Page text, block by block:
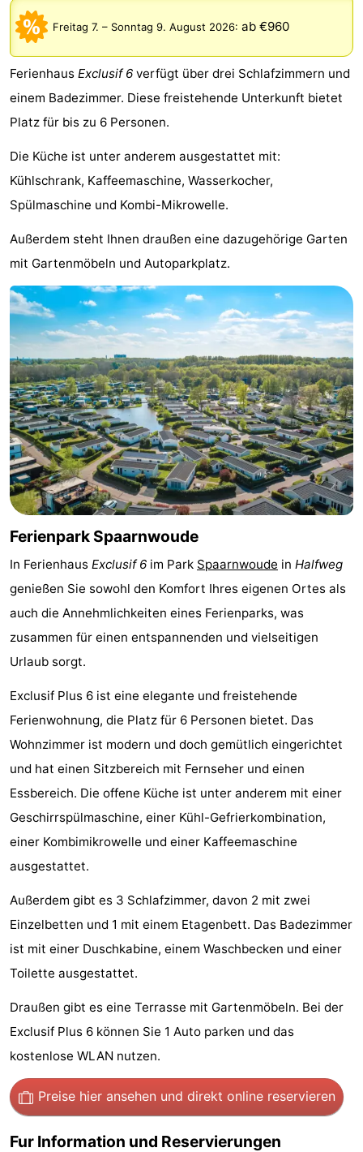
-
Het
Amsterdamse
Bos
-
Spaarnwoude
Hotels
Zimmer
(mit
Frühstück)
Lastminutes
Museen
Attraktionen
&
tun
-
Museen
-
Denkmäler
-
Kirchen
-
Aussichtspunkte
Attraktionen
-
Rundfahrten
-
Experiences
Dörfer
Städte
Führungen
Sport
Radfahren
-
Wandern
Unterhaltung
Nachtleben
Essen
und
trinken
Einkäufen
-
Märkte
-
Warenhäuser
Veranstaltungen
Spezial
Kanale
Coffeeshops
Homohauptstadt
Freitag 7. – Sonntag 9. August 2026: ab €960
Ferienhaus Exclusif 6 verfügt über drei Schlafzimmern und
einem Badezimmer. Diese freistehende Unterkunft bietet
Platz für bis zu 6 Personen.
Die Küche ist unter anderem ausgestattet mit:
Kühlschrank, Kaffeemaschine, Wasserkocher,
Spülmaschine und Kombi-Mikrowelle.
Außerdem steht Ihnen draußen eine dazugehörige Garten
mit Gartenmöbeln und Autoparkplatz.
Ferienpark Spaarnwoude
In Ferienhaus Exclusif 6 im Park Spaarnwoude in Halfweg
genießen Sie sowohl den Komfort Ihres eigenen Ortes als
auch die Annehmlichkeiten eines Ferienparks, was
zusammen für einen entspannenden und vielseitigen
Urlaub sorgt.
Exclusif Plus 6 ist eine elegante und freistehende
Ferienwohnung, die Platz für 6 Personen bietet. Das
Wohnzimmer ist modern und doch gemütlich eingerichtet
und hat einen Sitzbereich mit Fernseher und einen
Essbereich. Die offene Küche ist unter anderem mit einer
Geschirrspülmaschine, einer Kühl-Gefrierkombination,
einer Kombimikrowelle und einer Kaffeemaschine
ausgestattet.
Außerdem gibt es 3 Schlafzimmer, davon 2 mit zwei
Einzelbetten und 1 mit einem Etagenbett. Das Badezimmer
ist mit einer Duschkabine, einem Waschbecken und einer
Toilette ausgestattet.
Draußen gibt es eine Terrasse mit Gartenmöbeln. Bei der
Exclusif Plus 6 können Sie 1 Auto parken und das
kostenlose WLAN nutzen.
Preise hier ansehen und direkt online reservieren
Fur Information und Reservierungen